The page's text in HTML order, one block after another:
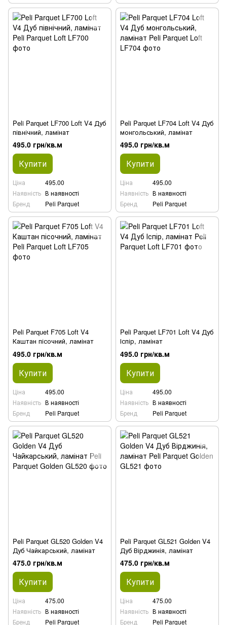
Peli Parquet LF700 Loft V4 Дуб
північний, ламінат
495.0 грн/кв.м
Купити
Ціна
495.00
Наявність В наявності
Бренд
Peli Parquet
Peli Parquet LF704 Loft V4 Дуб
монгольський, ламінат
495.0 грн/кв.м
Купити
Ціна
495.00
Наявність В наявності
Бренд
Peli Parquet
Peli Parquet F705 Loft V4
Каштан пісочний, ламінат
495.0 грн/кв.м
Купити
Ціна
495.00
Наявність В наявності
Бренд
Peli Parquet
Peli Parquet LF701 Loft V4 Дуб
Іспір, ламінат
495.0 грн/кв.м
Купити
Ціна
495.00
Наявність В наявності
Бренд
Peli Parquet
Peli Parquet GL520 Golden V4
Дуб Чайкарський, ламінат
475.0 грн/кв.м
Купити
Ціна
475.00
Наявність В наявності
Бренд
Peli Parquet
Peli Parquet GL521 Golden V4
Дуб Вірджинія, ламінат
475.0 грн/кв.м
Купити
Ціна
475.00
Наявність В наявності
Бренд
Peli Parquet